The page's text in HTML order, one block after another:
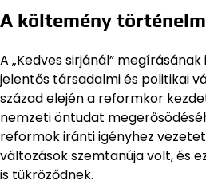
A költemény
A „Kedves sirjánál”
jelentős társadalmi és politikai
század elején a reformkor
nemzeti öntudat
reformok iránti igényhez
változások szemtanúja volt, és
is tükröződnek.